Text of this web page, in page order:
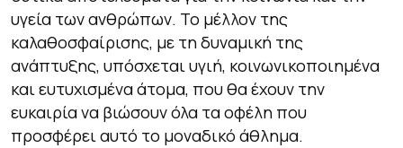
υγεία των ανθρώπων. Το μέλλον της
καλαθοσφαίρισης, με τη δυναμική της
ανάπτυξης, υπόσχεται υγιή, κοινωνικοποιημένα
και ευτυχισμένα άτομα, που θα έχουν την
ευκαιρία να βιώσουν όλα τα οφέλη που
προσφέρει αυτό το μοναδικό άθλημα.